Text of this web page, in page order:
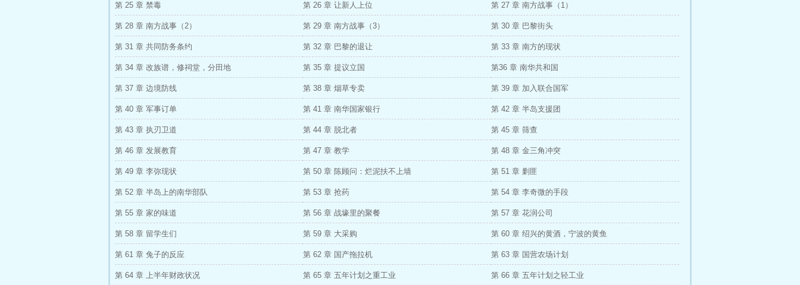
第 25 章 禁毒 第 26 章 让新人上位 第 27 章 南方战事（1）
第 28 章 南方战事（2） 第 29 章 南方战事（3） 第 30 章 巴黎街头
第 31 章 共同防务条约 第 32 章 巴黎的退让 第 33 章 南方的现状
第 34 章 改族谱，修祠堂，分田地 第 35 章 提议立国 第36 章 南华共和国
第 37 章 边境防线 第 38 章 烟草专卖 第 39 章 加入联合国军
第 40 章 军事订单 第 41 章 南华国家银行 第 42 章 半岛支援团
第 43 章 执刃卫道 第 44 章 脱北者 第 45 章 筛查
第 46 章 发展教育 第 47 章 教学 第 48 章 金三角冲突
第 49 章 李弥现状 第 50 章 陈顾问：烂泥扶不上墙 第 51 章 剿匪
第 52 章 半岛上的南华部队 第 53 章 抢药 第 54 章 李奇微的手段
第 55 章 家的味道 第 56 章 战壕里的聚餐 第 57 章 花润公司
第 58 章 留学生们 第 59 章 大采购 第 60 章 绍兴的黄酒，宁波的黄鱼
第 61 章 兔子的反应 第 62 章 国产拖拉机 第 63 章 国营农场计划
第 64 章 上半年财政状况 第 65 章 五年计划之重工业 第 66 章 五年计划之轻工业